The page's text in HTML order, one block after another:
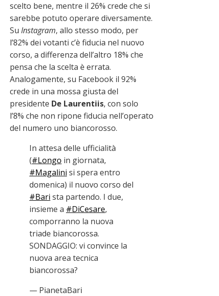
scelto bene, mentre il 26% crede che si
sarebbe potuto operare diversamente.
Su Instagram, allo stesso modo, per
l’82% dei votanti c’è fiducia nel nuovo
corso, a differenza dell’altro 18% che
pensa che la scelta è errata.
Analogamente, su Facebook il 92%
crede in una mossa giusta del
presidente De Laurentiis, con solo
l’8% che non ripone fiducia nell’operato
del numero uno biancorosso.
In attesa delle ufficialità
(#Longo in giornata,
#Magalini si spera entro
domenica) il nuovo corso del
#Bari sta partendo. I due,
insieme a #DiCesare,
comporranno la nuova
triade biancorossa.
SONDAGGIO: vi convince la
nuova area tecnica
biancorossa?
— PianetaBari